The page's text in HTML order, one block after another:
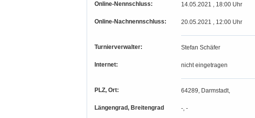
Online-Nennschluss: 14.05.2021 , 18:00 Uhr
Online-Nachnennschluss: 20.05.2021 , 12:00 Uhr
Turnierverwalter: Stefan Schäfer
Internet: nicht eingetragen
PLZ, Ort: 64289, Darmstadt,
Längengrad, Breitengrad -, -